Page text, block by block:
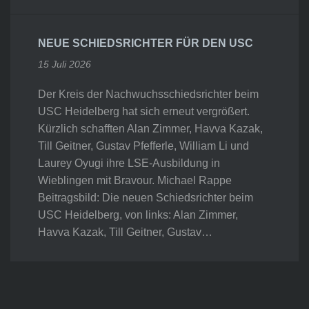
NEUE SCHIEDSRICHTER FÜR DEN USC
15 Juli 2026
Der Kreis der Nachwuchsschiedsrichter beim
USC Heidelberg hat sich erneut vergrößert.
Kürzlich schafften Alan Zimmer, Havva Kazak,
Till Geitner, Gustav Pfefferle, William Li und
Laurey Oyugi ihre LSE-Ausbildung in
Wieblingen mit Bravour. Michael Rappe
Beitragsbild: Die neuen Schiedsrichter beim
USC Heidelberg, von links: Alan Zimmer,
Havva Kazak, Till Geitner, Gustav…